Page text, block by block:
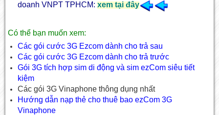
doanh VNPT TPHCM: xem tại đây
Có thể bạn muốn xem:
Các gói cước 3G Ezcom dành cho trả sau
Các gói cước 3G Ezcom dành cho trả trước
Gói 3G tích hợp sim di động và sim ezCom siêu tiết
kiệm
Các gói 3G Vinaphone thông dụng nhất
Hướng dẫn nạp thẻ cho thuê bao ezCom 3G
Vinaphone